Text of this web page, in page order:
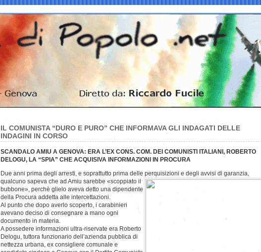
IL COMUNISTA “DURO E PURO” CHE INFORMAVA GLI INDAGATI DELLE
INDAGINI IN CORSO
SCANDALO AMIU A GENOVA: ERA L’EX CONS. COM. DEI COMUNISTI ITALIANI, ROBERTO
DELOGU, LA “SPIA” CHE ACQUISIVA INFORMAZIONI
IN PROCURA
Due anni prima degli arresti, e soprattutto prima delle perquisizioni e degli avvisi di garanzia,
qualcuno sapeva che ad Amiu sarebbe «scoppiato il
bubbone», perchè glielo aveva detto una dipendente
della Procura addetta alle intercettazioni.
Al punto che dopo averlo scoperto, i carabinieri
avevano deciso di consegnare a mano ogni
documento in materia.
A possedere informazioni ultra-riservate era Roberto
Delogu, tuttora funzionario dell’azienda pubblica di
nettezza urbana, ex consigliere comunale e